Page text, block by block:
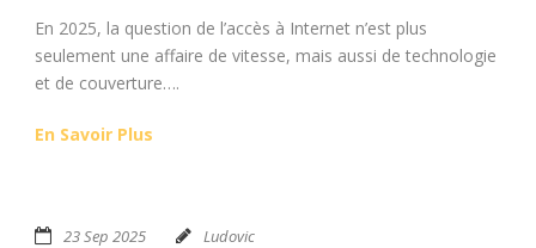
En 2025, la question de l’accès à Internet n’est plus
seulement une affaire de vitesse, mais aussi de technologie
et de couverture….
En Savoir Plus
23 Sep 2025 Ludovic